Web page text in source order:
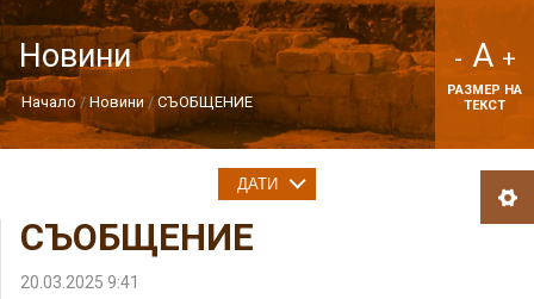
Новини
Начало Новини СЪОБЩЕНИЕ
- A +
РАЗМЕР НА
ТЕКСТ
СЪОБЩЕНИЕ
20.03.2025 9:41
ДАТИ